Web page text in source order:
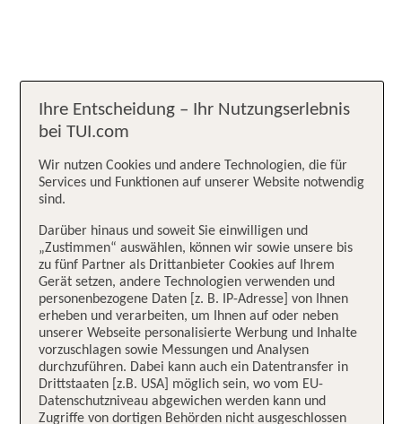
Ihre Entscheidung – Ihr Nutzungserlebnis
bei TUI.com
Wir nutzen Cookies und andere Technologien, die für
Services und Funktionen auf unserer Website notwendig
sind.
Darüber hinaus und soweit Sie einwilligen und
„Zustimmen“ auswählen, können wir sowie unsere bis
zu fünf Partner als Drittanbieter Cookies auf Ihrem
Gerät setzen, andere Technologien verwenden und
personenbezogene Daten [z. B. IP-Adresse] von Ihnen
erheben und verarbeiten, um Ihnen auf oder neben
unserer Webseite personalisierte Werbung und Inhalte
vorzuschlagen sowie Messungen und Analysen
durchzuführen. Dabei kann auch ein Datentransfer in
Drittstaaten [z.B. USA] möglich sein, wo vom EU-
Datenschutzniveau abgewichen werden kann und
Zugriffe von dortigen Behörden nicht ausgeschlossen